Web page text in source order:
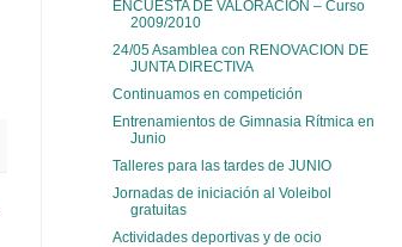
ENCUESTA DE VALORACIÓN – Curso
2009/2010
24/05 Asamblea con RENOVACION DE
JUNTA DIRECTIVA
Continuamos en competición
Entrenamientos de Gimnasia Rítmica en
Junio
Talleres para las tardes de JUNIO
Jornadas de iniciación al Voleibol
gratuitas
Actividades deportivas y de ocio